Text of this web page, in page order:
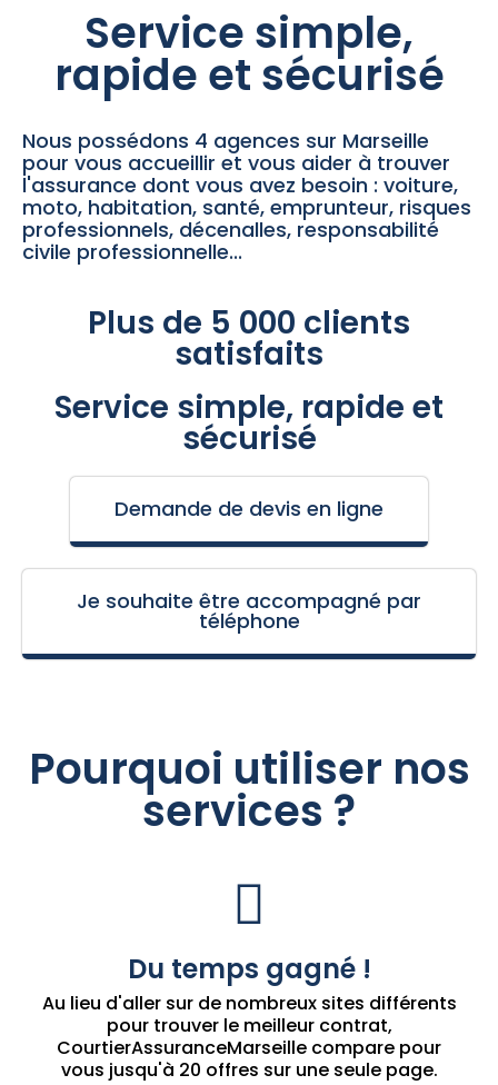
Service simple,
rapide et sécurisé
Nous possédons 4 agences sur Marseille
pour vous accueillir et vous aider à trouver
l'assurance dont vous avez besoin : voiture,
moto, habitation, santé, emprunteur, risques
professionnels, décenalles, responsabilité
civile professionnelle...
Plus de 5 000 clients
satisfaits
Service simple, rapide et
sécurisé
Demande de devis en ligne
Je souhaite être accompagné par
téléphone
Pourquoi utiliser nos
services ?
Du temps gagné !
Au lieu d'aller sur de nombreux sites différents
pour trouver le meilleur contrat,
CourtierAssuranceMarseille compare pour
vous jusqu'à 20 offres sur une seule page.